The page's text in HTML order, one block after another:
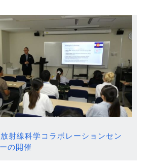
射線科学コラボレーションセン
の開催